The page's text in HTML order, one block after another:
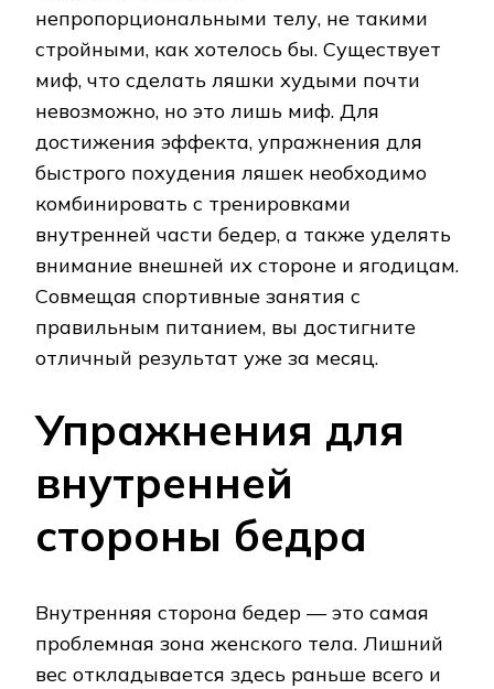
непропорциональными телу, не такими
стройными, как хотелось бы. Существует
миф, что сделать ляшки худыми почти
невозможно, но это лишь миф. Для
достижения эффекта, упражнения для
быстрого похудения ляшек необходимо
комбинировать с тренировками
внутренней части бедер, а также уделять
внимание внешней их стороне и ягодицам.
Совмещая спортивные занятия с
правильным питанием, вы достигните
отличный результат уже за месяц.
Упражнения для
внутренней
стороны бедра
Внутренняя сторона бедер — это самая
проблемная зона женского тела. Лишний
вес откладывается здесь раньше всего и